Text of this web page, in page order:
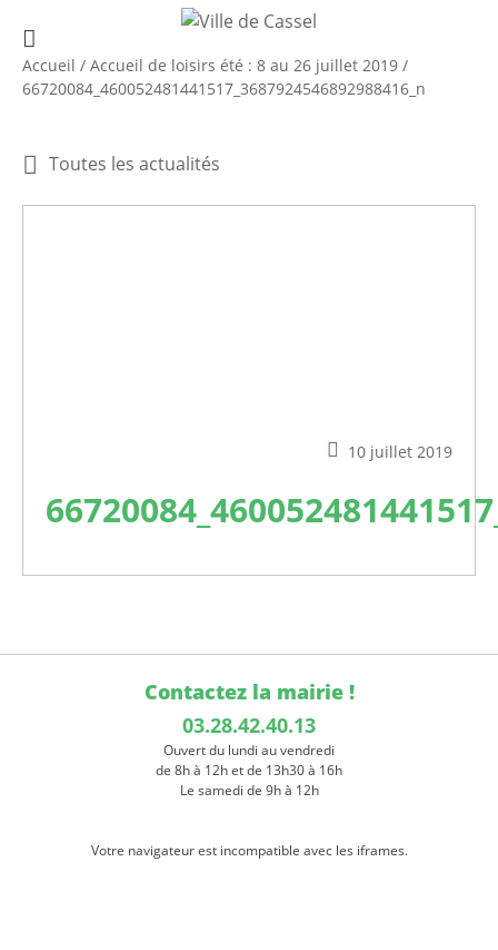
Accueil / Accueil de loisirs été : 8 au 26 juillet 2019 /
66720084_460052481441517_3687924546892988416_n
Toutes les actualités
10 juillet 2019
Contactez la mairie !
03.28.42.40.13
Ouvert du lundi au vendredi
de 8h à 12h et de 13h30 à 16h
Le samedi de 9h à 12h
Votre navigateur est incompatible avec les iframes.